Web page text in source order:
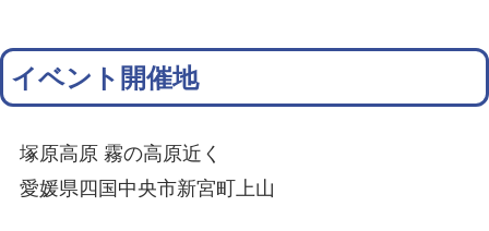
イベント開催地
塚原高原 霧の高原近く
愛媛県四国中央市新宮町上山